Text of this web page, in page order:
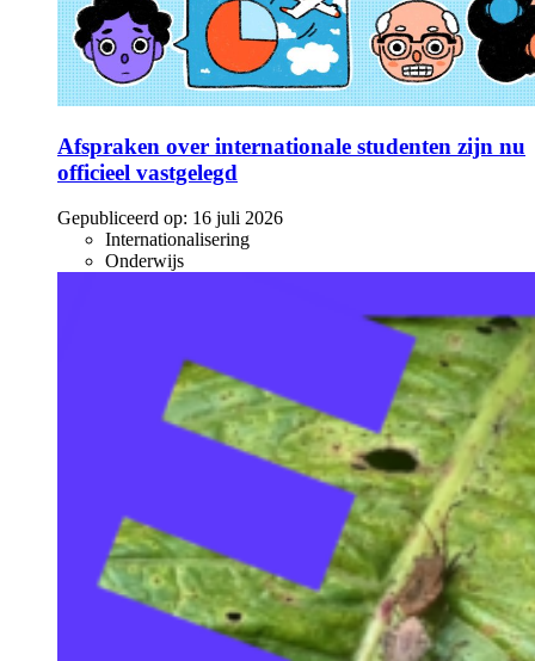
Afspraken over internationale studenten zijn nu
officieel vastgelegd
Gepubliceerd op: 16 juli 2026
Internationalisering
Onderwijs